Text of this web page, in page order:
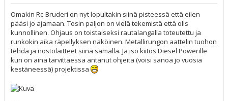
s
t
i
Omakin Rc-Bruderi on nyt lopultakin siinä pisteessä että eilen
pääsi jo ajamaan. Tosin paljon on vielä tekemistä että olis
kunnollinen. Ohjaus on toistaiseksi rautalangalla toteutettu ja
runkokin aika räpellyksen näköinen. Metallirungon aattelin tuohon
tehdä ja nostolaitteet siinä samalla. Ja iso kiitos Diesel Powerille
kun on aina tarvittaessa antanut ohjeita (voisi sanoa jo vuosia
kestäneessä) projektissa